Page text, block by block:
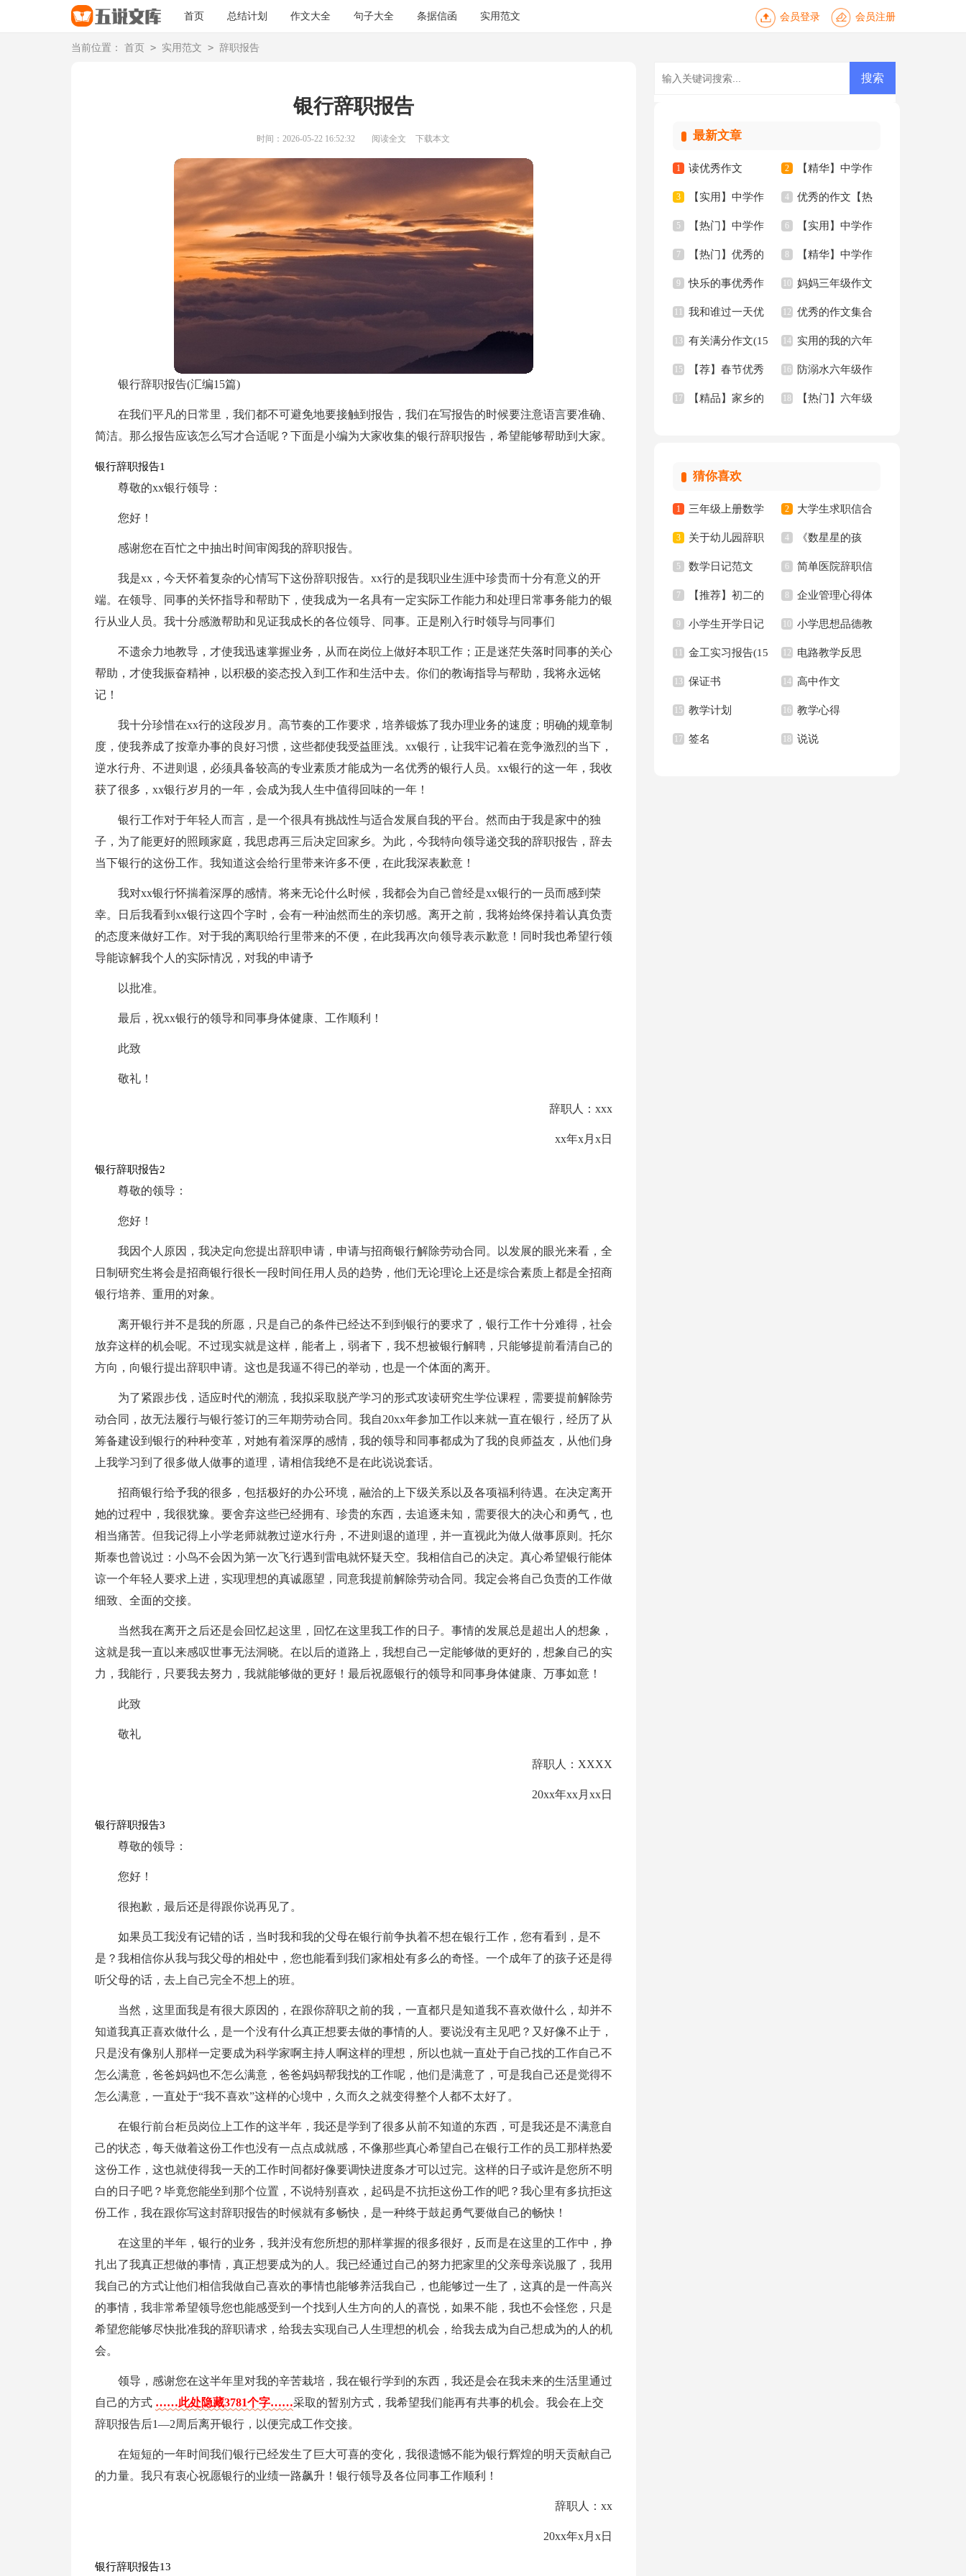
首页 总结计划 作文大全 句子大全 条据信函 实用范文 会员登录 会员注册
当前位置： 首页 > 实用范文 > 辞职报告
银行辞职报告
时间：2026-05-22 16:52:32 阅读全文 下载本文
银行辞职报告(汇编15篇)
在我们平凡的日常里，我们都不可避免地要接触到报告，我们在写报告的时候要注意语言要准确、
简洁。那么报告应该怎么写才合适呢？下面是小编为大家收集的银行辞职报告，希望能够帮助到大家。
银行辞职报告1
尊敬的xx银行领导：
您好！
感谢您在百忙之中抽出时间审阅我的辞职报告。
我是xx，今天怀着复杂的心情写下这份辞职报告。xx行的是我职业生涯中珍贵而十分有意义的开
端。在领导、同事的关怀指导和帮助下，使我成为一名具有一定实际工作能力和处理日常事务能力的银
行从业人员。我十分感激帮助和见证我成长的各位领导、同事。正是刚入行时领导与同事们
不遗余力地教导，才使我迅速掌握业务，从而在岗位上做好本职工作；正是迷茫失落时同事的关心
帮助，才使我振奋精神，以积极的姿态投入到工作和生活中去。你们的教诲指导与帮助，我将永远铭
记！
我十分珍惜在xx行的这段岁月。高节奏的工作要求，培养锻炼了我办理业务的速度；明确的规章制
度，使我养成了按章办事的良好习惯，这些都使我受益匪浅。xx银行，让我牢记着在竞争激烈的当下，
逆水行舟、不进则退，必须具备较高的专业素质才能成为一名优秀的银行人员。xx银行的这一年，我收
获了很多，xx银行岁月的一年，会成为我人生中值得回味的一年！
银行工作对于年轻人而言，是一个很具有挑战性与适合发展自我的平台。然而由于我是家中的独
子，为了能更好的照顾家庭，我思虑再三后决定回家乡。为此，今我特向领导递交我的辞职报告，辞去
当下银行的这份工作。我知道这会给行里带来许多不便，在此我深表歉意！
我对xx银行怀揣着深厚的感情。将来无论什么时候，我都会为自己曾经是xx银行的一员而感到荣
幸。日后我看到xx银行这四个字时，会有一种油然而生的亲切感。离开之前，我将始终保持着认真负责
的态度来做好工作。对于我的离职给行里带来的不便，在此我再次向领导表示歉意！同时我也希望行领
导能谅解我个人的实际情况，对我的申请予
以批准。
最后，祝xx银行的领导和同事身体健康、工作顺利！
此致
敬礼！
辞职人：xxx
xx年x月x日
银行辞职报告2
尊敬的领导：
您好！
我因个人原因，我决定向您提出辞职申请，申请与招商银行解除劳动合同。以发展的眼光来看，全
日制研究生将会是招商银行很长一段时间任用人员的趋势，他们无论理论上还是综合素质上都是全招商
银行培养、重用的对象。
离开银行并不是我的所愿，只是自己的条件已经达不到到银行的要求了，银行工作十分难得，社会
放弃这样的机会呢。不过现实就是这样，能者上，弱者下，我不想被银行解聘，只能够提前看清自己的
方向，向银行提出辞职申请。这也是我逼不得已的举动，也是一个体面的离开。
为了紧跟步伐，适应时代的潮流，我拟采取脱产学习的形式攻读研究生学位课程，需要提前解除劳
动合同，故无法履行与银行签订的三年期劳动合同。我自20xx年参加工作以来就一直在银行，经历了从
筹备建设到银行的种种变革，对她有着深厚的感情，我的领导和同事都成为了我的良师益友，从他们身
上我学习到了很多做人做事的道理，请相信我绝不是在此说说套话。
招商银行给予我的很多，包括极好的办公环境，融洽的上下级关系以及各项福利待遇。在决定离开
她的过程中，我很犹豫。要舍弃这些已经拥有、珍贵的东西，去追逐未知，需要很大的决心和勇气，也
相当痛苦。但我记得上小学老师就教过逆水行舟，不进则退的道理，并一直视此为做人做事原则。托尔
斯泰也曾说过：小鸟不会因为第一次飞行遇到雷电就怀疑天空。我相信自己的决定。真心希望银行能体
谅一个年轻人要求上进，实现理想的真诚愿望，同意我提前解除劳动合同。我定会将自己负责的工作做
细致、全面的交接。
当然我在离开之后还是会回忆起这里，回忆在这里我工作的日子。事情的发展总是超出人的想象，
这就是我一直以来感叹世事无法洞晓。在以后的道路上，我想自己一定能够做的更好的，想象自己的实
力，我能行，只要我去努力，我就能够做的更好！最后祝愿银行的领导和同事身体健康、万事如意！
此致
敬礼
辞职人：XXXX
20xx年xx月xx日
银行辞职报告3
尊敬的领导：
您好！
很抱歉，最后还是得跟你说再见了。
如果员工我没有记错的话，当时我和我的父母在银行前争执着不想在银行工作，您有看到，是不
是？我相信你从我与我父母的相处中，您也能看到我们家相处有多么的奇怪。一个成年了的孩子还是得
听父母的话，去上自己完全不想上的班。
当然，这里面我是有很大原因的，在跟你辞职之前的我，一直都只是知道我不喜欢做什么，却并不
知道我真正喜欢做什么，是一个没有什么真正想要去做的事情的人。要说没有主见吧？又好像不止于，
只是没有像别人那样一定要成为科学家啊主持人啊这样的理想，所以也就一直处于自己找的工作自己不
怎么满意，爸爸妈妈也不怎么满意，爸爸妈妈帮我找的工作呢，他们是满意了，可是我自己还是觉得不
怎么满意，一直处于“我不喜欢”这样的心境中，久而久之就变得整个人都不太好了。
在银行前台柜员岗位上工作的这半年，我还是学到了很多从前不知道的东西，可是我还是不满意自
己的状态，每天做着这份工作也没有一点点成就感，不像那些真心希望自己在银行工作的员工那样热爱
这份工作，这也就使得我一天的工作时间都好像要调快进度条才可以过完。这样的日子或许是您所不明
白的日子吧？毕竟您能坐到那个位置，不说特别喜欢，起码是不抗拒这份工作的吧？我心里有多抗拒这
份工作，我在跟你写这封辞职报告的时候就有多畅快，是一种终于鼓起勇气要做自己的畅快！
在这里的半年，银行的业务，我并没有您所想的那样掌握的很多很好，反而是在这里的工作中，挣
扎出了我真正想做的事情，真正想要成为的人。我已经通过自己的努力把家里的父亲母亲说服了，我用
我自己的方式让他们相信我做自己喜欢的事情也能够养活我自己，也能够过一生了，这真的是一件高兴
的事情，我非常希望领导您也能感受到一个找到人生方向的人的喜悦，如果不能，我也不会怪您，只是
希望您能够尽快批准我的辞职请求，给我去实现自己人生理想的机会，给我去成为自己想成为的人的机
会。
领导，感谢您在这半年里对我的辛苦栽培，我在银行学到的东西，我还是会在我未来的生活里通过
自己的方式 ……此处隐藏3781个字……采取的暂别方式，我希望我们能再有共事的机会。我会在上交
辞职报告后1—2周后离开银行，以便完成工作交接。
在短短的一年时间我们银行已经发生了巨大可喜的变化，我很遗憾不能为银行辉煌的明天贡献自己
的力量。我只有衷心祝愿银行的业绩一路飙升！银行领导及各位同事工作顺利！
辞职人：xx
20xx年x月x日
银行辞职报告13
最新文章
1 读优秀作文 2 【精华】中学作
文四篇
3 【实用】中学作
文3篇
4 优秀的作文【热
门】
5 【热门】中学作
文锦集六篇
6 【实用】中学作
文300字五篇
7 【热门】优秀的
作文
8 【精华】中学作
文5篇
9 快乐的事优秀作
文
10 妈妈三年级作文
300字汇总九篇
11 我和谁过一天优
秀作文
12 优秀的作文集合
15篇
13 有关满分作文(15
篇)
14 实用的我的六年
级小学作文10篇
15 【荐】春节优秀
作文
16 防溺水六年级作
文
17 【精品】家乡的 18 【热门】六年级
猜你喜欢
1 三年级上册数学
教学计划3篇
2 大学生求职信合
集八篇
3 关于幼儿园辞职
信
4 《数星星的孩
子》教学反思
5 数学日记范文 6 简单医院辞职信
7 【推荐】初二的
我的作文集锦8篇
8 企业管理心得体
会
9 小学生开学日记 10 小学思想品德教
学反思
11 金工实习报告(15
篇)
12 电路教学反思
13 保证书 14 高中作文
15 教学计划 16 教学心得
17 签名 18 说说